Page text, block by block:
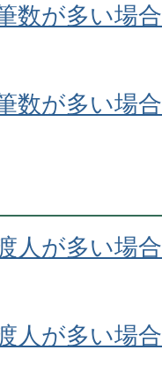
数が多い場
数が多い場
人が多い場
人が多い場